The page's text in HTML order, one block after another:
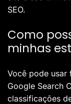
SEO.
Como
minhas
Você pode usar
Google Search
classificações